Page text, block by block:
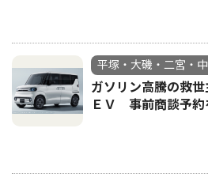
平塚・大磯・二宮・
ガソリン高騰の救
ＥＶ 事前商談予約